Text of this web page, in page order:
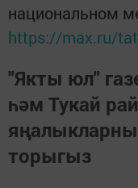
национальном
https://max.ru/
"Якты юл"
һәм Тукай
торыгыз